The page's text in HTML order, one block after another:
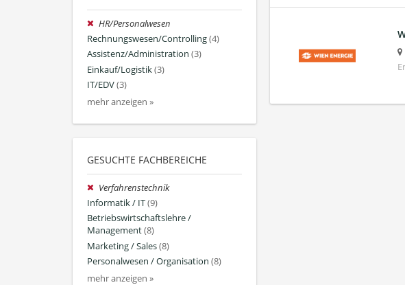
HR/Personalwesen
Rechnungswesen/Controlling(4)
Assistenz/Administration (3)
Einkauf/Logistik(3)
IT/EDV(3)
mehr anzeigen »
GESUCHTE FACHBEREICHE
Verfahrenstechnik
Informatik / IT(9)
Betriebswirtschaftslehre /
Management(8)
Marketing / Sales(8)
Personalwesen / Organisation (8)
mehr anzeigen »